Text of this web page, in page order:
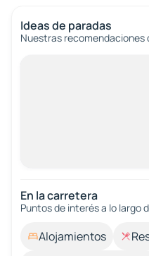
Ideas de paradas
Nuestras recomendaciones
En la carretera
Puntos de interés a lo largo
Alojamientos